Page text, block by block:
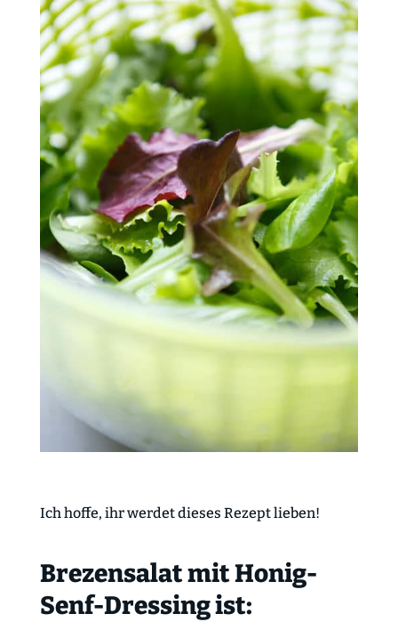
Ich hoffe, ihr werdet dieses Rezept lieben!
Brezensalat mit Honig-
Senf-Dressing ist: